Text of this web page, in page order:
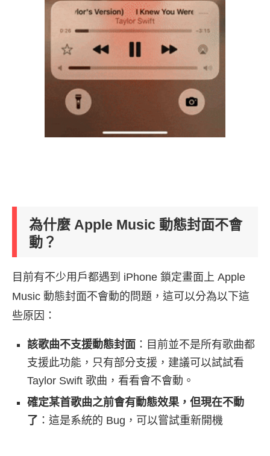
為什麼 Apple Music 動態封面不會
動？
目前有不少用戶都遇到 iPhone 鎖定畫面上 Apple
Music 動態封面不會動的問題，這可以分為以下這
些原因：
該歌曲不支援動態封面 ：目前並不是所有歌曲都
支援此功能，只有部分支援，建議可以試試看
Taylor Swift 歌曲，看看會不會動。
確定某首歌曲之前會有動態效果，但現在不動
了 ：這是系統的 Bug，可以嘗試重新開機